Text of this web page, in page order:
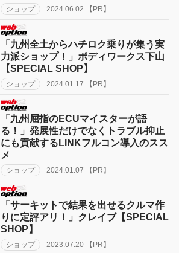
ショップ 2024.06.02 【PR】
「九州全土からハチロク乗りが集う実
力派ショップ！」ボディワークス下山
【SPECIAL SHOP】
ショップ 2024.01.17 【PR】
「九州屈指のECUマイスターが語
る！」発展性だけでなくトラブル抑止
にも貢献するLINKフルコン導入のスス
メ
ショップ 2024.01.07 【PR】
「サーキットで結果を出せるクルマ作
りに定評アリ！」クレイブ【SPECIAL
SHOP】
ショップ 2023.07.20 【PR】